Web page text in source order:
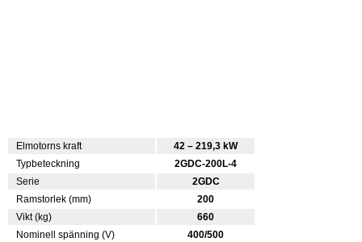
Elmotorns kraft
42 – 219,3 kW
Typbeteckning
2GDC-200L-4
Serie
2GDC
Ramstorlek (mm)
200
Vikt (kg)
660
Nominell spänning (V)
400/500